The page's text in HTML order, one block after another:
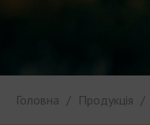
Головна Продукція